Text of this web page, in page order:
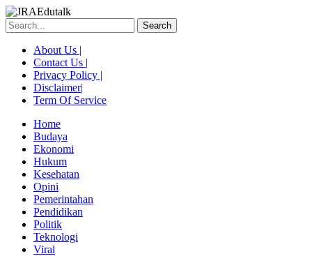
Skip
to
content
Search
About Us |
Contact Us |
Privacy Policy |
Disclaimer|
Term Of Service
Home
Budaya
Ekonomi
Hukum
Kesehatan
Opini
Pemerintahan
Pendidikan
Politik
Teknologi
Viral